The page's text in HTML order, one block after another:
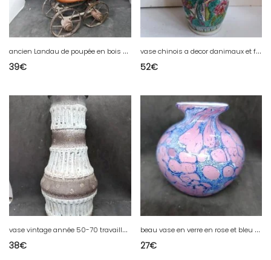
a
ncien Landau de poupée en bois et rotin Style Victorien en bon etat
39€
v
ase chinois a decor danimaux et floral 20eme siecle signé en bon etat
52€
v
ase vintage année 50-70 travaille allemand? en bon etat
38€
b
eau vase en verre en rose et bleu signé la rochere en bon etat
27€